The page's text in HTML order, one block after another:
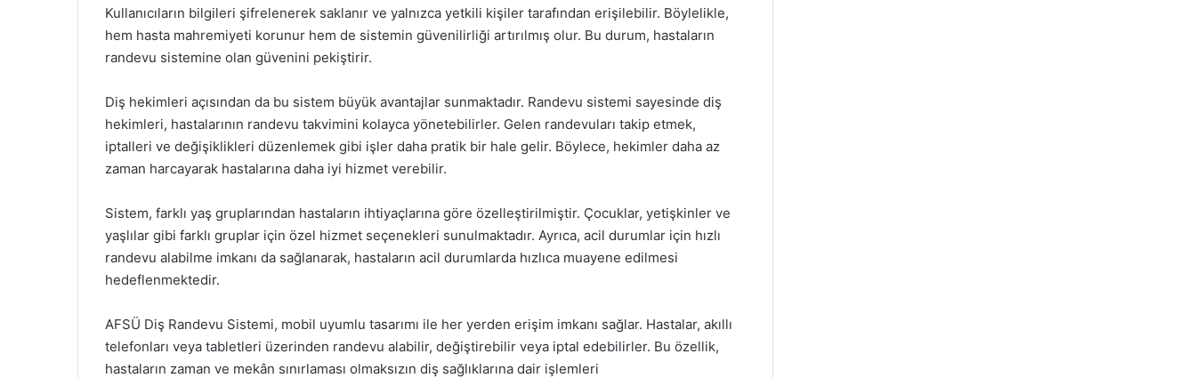
Kullanıcıların bilgileri şifrelenerek saklanır ve yalnızca yetkili kişiler tarafından erişilebilir. Böylelikle,
hem hasta mahremiyeti korunur hem de sistemin güvenilirliği artırılmış olur. Bu durum, hastaların
randevu sistemine olan güvenini pekiştirir.
Diş hekimleri açısından da bu sistem büyük avantajlar sunmaktadır. Randevu sistemi sayesinde diş
hekimleri, hastalarının randevu takvimini kolayca yönetebilirler. Gelen randevuları takip etmek,
iptalleri ve değişiklikleri düzenlemek gibi işler daha pratik bir hale gelir. Böylece, hekimler daha az
zaman harcayarak hastalarına daha iyi hizmet verebilir.
Sistem, farklı yaş gruplarından hastaların ihtiyaçlarına göre özelleştirilmiştir. Çocuklar, yetişkinler ve
yaşlılar gibi farklı gruplar için özel hizmet seçenekleri sunulmaktadır. Ayrıca, acil durumlar için hızlı
randevu alabilme imkanı da sağlanarak, hastaların acil durumlarda hızlıca muayene edilmesi
hedeflenmektedir.
AFSÜ Diş Randevu Sistemi, mobil uyumlu tasarımı ile her yerden erişim imkanı sağlar. Hastalar, akıllı
telefonları veya tabletleri üzerinden randevu alabilir, değiştirebilir veya iptal edebilirler. Bu özellik,
hastaların zaman ve mekân sınırlaması olmaksızın diş sağlıklarına dair işlemleri